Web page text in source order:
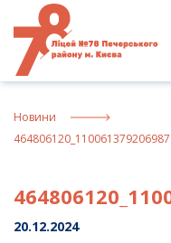
content
Новини
20.12.2024